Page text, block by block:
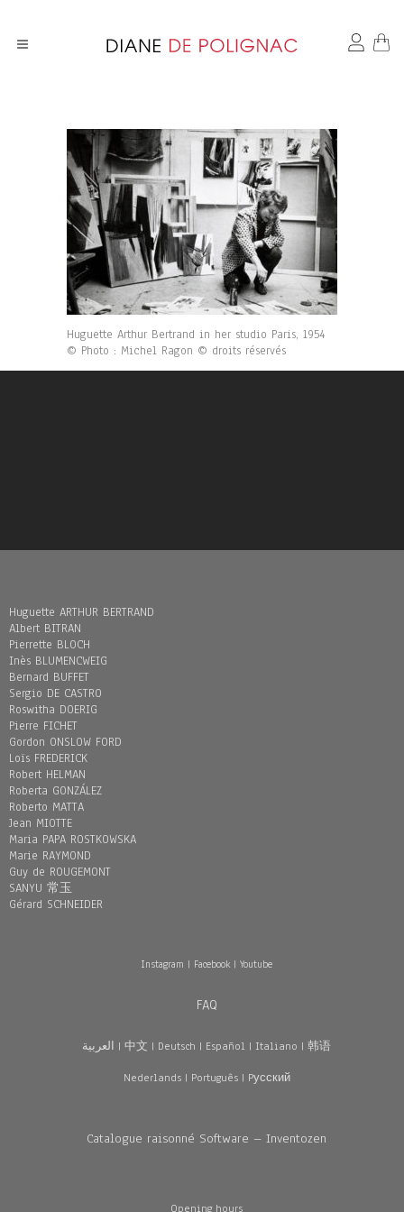
Huguette Arthur Bertrand in her studio Paris, 1954
© Photo : Michel Ragon © droits réservés
Huguette ARTHUR BERTRAND
Albert BITRAN
Pierrette BLOCH
Inès BLUMENCWEIG
Bernard BUFFET
Sergio DE CASTRO
Roswitha DOERIG
Pierre FICHET
Gordon ONSLOW FORD
Loïs FREDERICK
Robert HELMAN
Roberta GONZÁLEZ
Roberto MATTA
Jean MIOTTE
Maria PAPA ROSTKOWSKA
Marie RAYMOND
Guy de ROUGEMONT
SANYU 常玉
Gérard SCHNEIDER
Instagram | Facebook| Youtube
FAQ
العربية | 中文 | Deutsch | Español | Italiano | 韩语
Nederlands| Português| Pусский
Catalogue raisonné Software – Inventozen
Opening hours